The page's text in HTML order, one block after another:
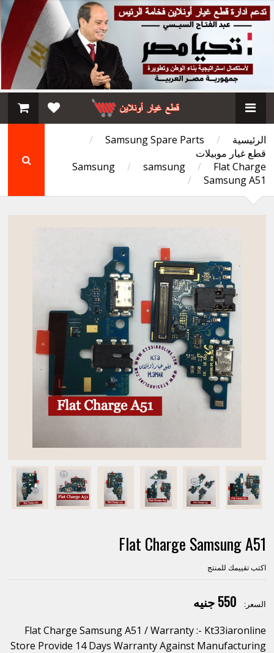
الرئيسية /
Samsung Spare Parts
/
قطع غيار موبيلات
Samsung
/ samsung /
Flat Charge
Samsung A51
/
Flat Charge Samsung A51
اكتب تقييمك للمنتج
السعر: 550 جنيه
Flat Charge Samsung A51 / Warranty :- Kt33iaronline
Store Provide 14 Days Warranty Against Manufacturing